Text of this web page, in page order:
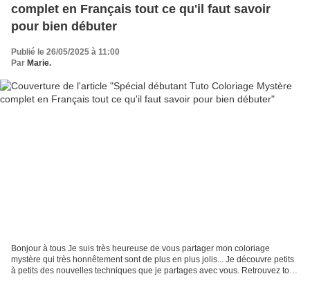
complet en Français tout ce qu'il faut savoir
pour bien débuter
Publié le 26/05/2025 à 11:00
Par Marie.
Bonjour à tous Je suis très heureuse de vous partager mon coloriage
mystère qui très honnêtement sont de plus en plus jolis... Je découvre petits
à petits des nouvelles techniques que je partages avec vous. Retrouvez tout